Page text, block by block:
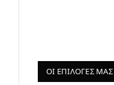
ΟΙ ΕΠΙΛΟΓΈΣ ΜΑΣ